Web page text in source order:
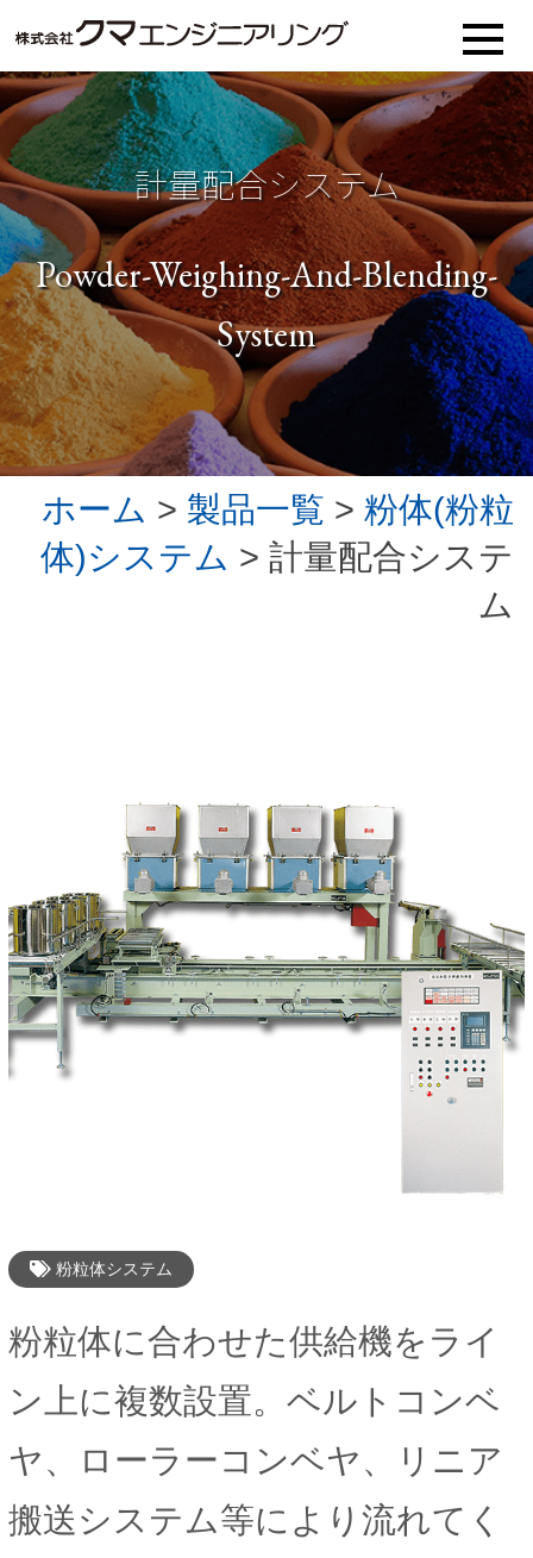
計量配合システム
Powder-Weighing-And-Blending-
System
ホーム > 製品一覧 > 粉体(粉粒
体)システム > 計量配合システ
ム
粉粒体システム
粉粒体に合わせた供給機をライ
ン上に複数設置。ベルトコンベ
ヤ、ローラーコンベヤ、リニア
搬送システム等により流れてく